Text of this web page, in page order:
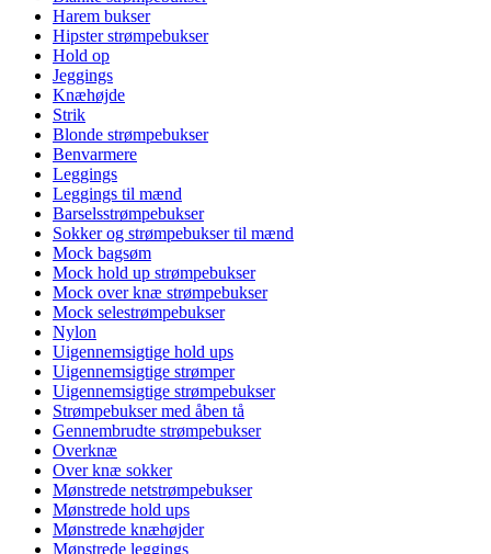
Harem bukser
Hipster strømpebukser
Hold op
Jeggings
Knæhøjde
Strik
Blonde strømpebukser
Benvarmere
Leggings
Leggings til mænd
Barselsstrømpebukser
Sokker og strømpebukser til mænd
Mock bagsøm
Mock hold up strømpebukser
Mock over knæ strømpebukser
Mock selestrømpebukser
Nylon
Uigennemsigtige hold ups
Uigennemsigtige strømper
Uigennemsigtige strømpebukser
Strømpebukser med åben tå
Gennembrudte strømpebukser
Overknæ
Over knæ sokker
Mønstrede netstrømpebukser
Mønstrede hold ups
Mønstrede knæhøjder
Mønstrede leggings